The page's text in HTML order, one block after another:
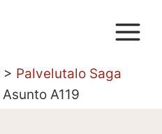
> Palvelutalo Saga
Asunto A119